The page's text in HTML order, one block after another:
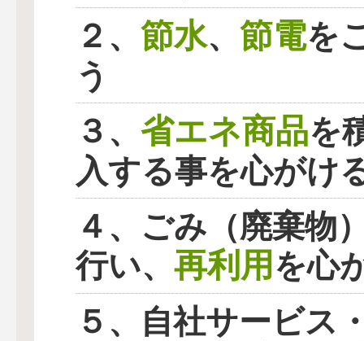
２、 節水、 節電を
う
３、 省エネ商品を
入する事を心がけ
４、ごみ（廃棄物
行い、 再利用を心
５、自社サービス